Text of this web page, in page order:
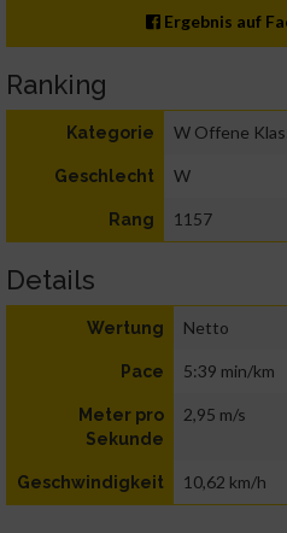
Ergebnis auf
Ranking
Kategorie W Offene
Geschlecht W
Rang 1157
Details
Wertung Netto
Pace 5:39 min/km
Meter pro
Sekunde
2,95 m/s
Geschwindigkeit 10,62 km/h